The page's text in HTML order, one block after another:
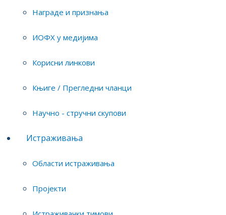
Награде и признања
ИОФХ у медијима
Корисни линкови
Књиге / Прегледни чланци
Научно - стручни скупови
Истраживања
Области истраживања
Пројекти
milica@iofh.bg.ac.rs
ИНСТИТУТ ЗА ОПШТУ И ФИЗИЧКУ ХЕМИЈУ
Студентски трг 12/V, 11158 Београд